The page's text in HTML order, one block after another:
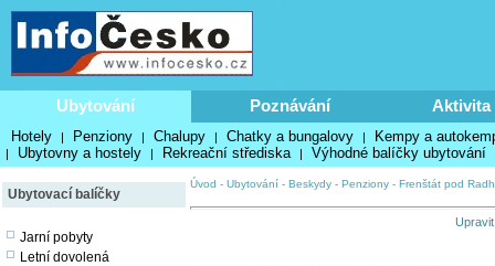
Ubytování Poznávání Aktivita
Hotely | Penziony | Chalupy | Chatky a bungalovy | Kempy a
| Ubytovny a hostely | Rekreační střediska | Výhodné balíčky ubytování
Ubytovací balíčky
Jarní pobyty
Letní dovolená
Úvod - Ubytování - Beskydy - Penziony - Frenštát pod